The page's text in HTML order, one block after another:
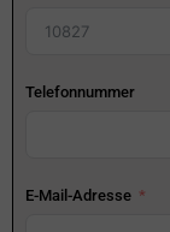
Telefonnummer
E-Mail-Adresse